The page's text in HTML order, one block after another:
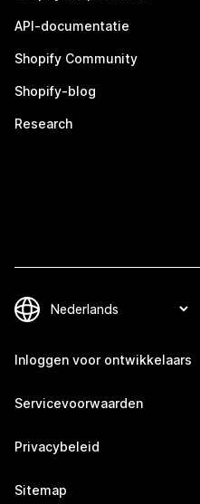
API-documentatie
Shopify Community
Shopify-blog
Research
Inloggen voor ontwikkelaars
Servicevoorwaarden
Privacybeleid
Sitemap